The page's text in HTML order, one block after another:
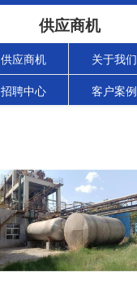
供应商机
供应商机 关于我们
招聘中心 客户案例